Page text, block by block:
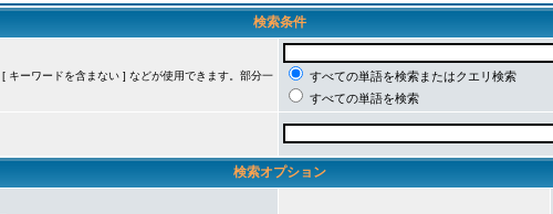
検索条件
[ キーワードを含まない ] などが使用できます。部分一
すべての単語を検索またはクエリ検索
すべての単語を検索
検索オプション